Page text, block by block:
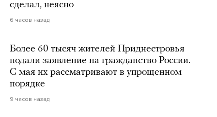
сделал, неясно
6 часов назад
Более 60 тысяч жителей Приднестровья
подали заявление на гражданство России.
С мая их рассматривают в упрощенном
порядке
9 часов назад